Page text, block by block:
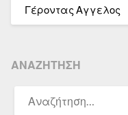
Γέροντας Αγγελος
ΑΝΑΖΉΤΗΣΗ
ΓΙΑ: